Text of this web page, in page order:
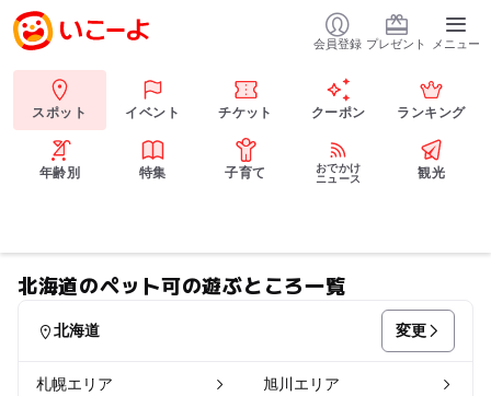
会員登録 プレゼント メニュー
スポット イベント チケット クーポン ランキング
年齢別 特集 子育て
おでかけ
ニュース
観光
北海道のペット可の遊ぶところ一覧
北海道 変更
札幌エリア 旭川エリア